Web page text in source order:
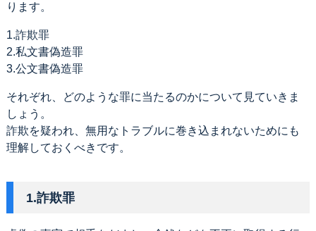
ります。
1.詐欺罪
2.私文書偽造罪
3.公文書偽造罪
それぞれ、どのような罪に当たるのかについて見ていきま
しょう。
詐欺を疑われ、無用なトラブルに巻き込まれないためにも
理解しておくべきです。
1.詐欺罪